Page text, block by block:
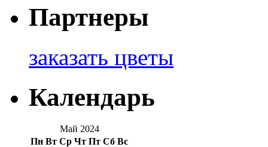
Партнеры
заказать цветы
Календарь
Май 2024
Пн Вт Ср Чт Пт Сб Вс